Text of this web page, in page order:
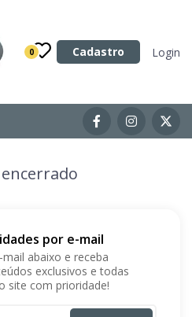
0 Cadastro Login
Categoria
para Veículos
por e-mail
abaixo e receba
exclusivos e todas
site com prioridade!